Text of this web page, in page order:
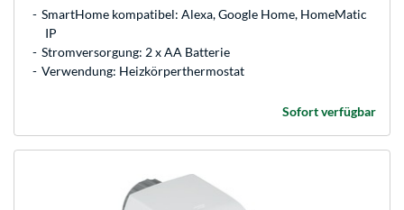
SmartHome kompatibel: Alexa, Google Home, HomeMatic
IP
Stromversorgung: 2 x AA Batterie
Verwendung: Heizkörperthermostat
Sofort verfügbar